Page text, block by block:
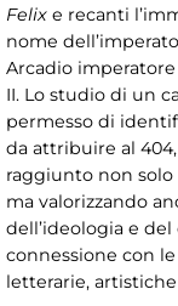
Felix e recanti
nome
Arcadio
II. Lo studio di un
permesso di
da attribuire al
raggiunto non
ma valorizzando
dell’ideologia e
connessione con
letterarie,